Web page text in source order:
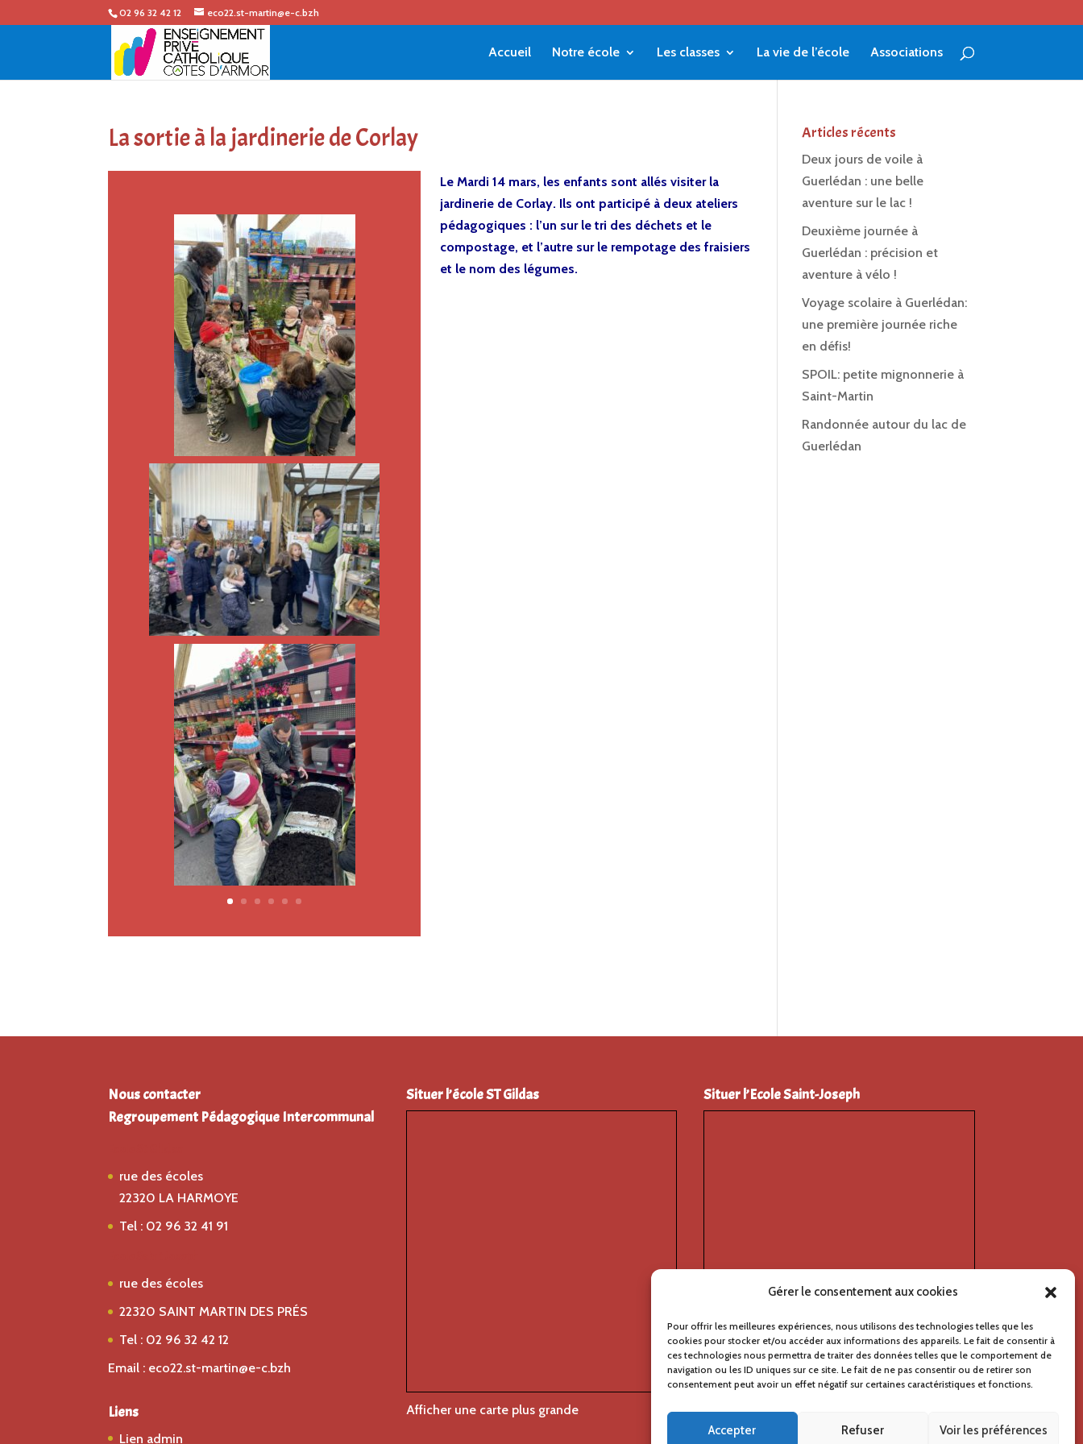
Gérer le consentement aux cookies
Pour offrir les meilleures expériences, nous utilisons des technologies telles que les
cookies pour stocker et/ou accéder aux informations des appareils. Le fait de consentir à
ces technologies nous permettra de traiter des données telles que le comportement de
navigation ou les ID uniques sur ce site. Le fait de ne pas consentir ou de retirer son
consentement peut avoir un effet négatif sur certaines caractéristiques et fonctions.
Accepter Refuser Voir les préférences
02 96 32 42 12 eco22.st-martin@e-c.bzh
Accueil Notre école Les classes La vie de l’école Associations
La sortie à la jardinerie de Corlay
Le Mardi 14 mars, les enfants sont allés visiter la
jardinerie de Corlay. Ils ont participé à deux ateliers
pédagogiques : l’un sur le tri des déchets et le
compostage, et l’autre sur le rempotage des fraisiers
et le nom des légumes.
Articles récents
Deux jours de voile à
Guerlédan : une belle
aventure sur le lac !
Deuxième journée à
Guerlédan : précision et
aventure à vélo !
Voyage scolaire à Guerlédan:
une première journée riche
en défis!
SPOIL: petite mignonnerie à
Saint-Martin
Randonnée autour du lac de
Guerlédan
Nous contacter
Regroupement Pédagogique Intercommunal
rue des écoles
22320 LA HARMOYE
Tel : 02 96 32 41 91
rue des écoles
22320 SAINT MARTIN DES PRÉS
Tel : 02 96 32 42 12
Email : eco22.st-martin@e-c.bzh
Liens
Lien admin
Situer l’école ST Gildas
Afficher une carte plus grande
Situer l’Ecole Saint-Joseph
Afficher une carte plus grande